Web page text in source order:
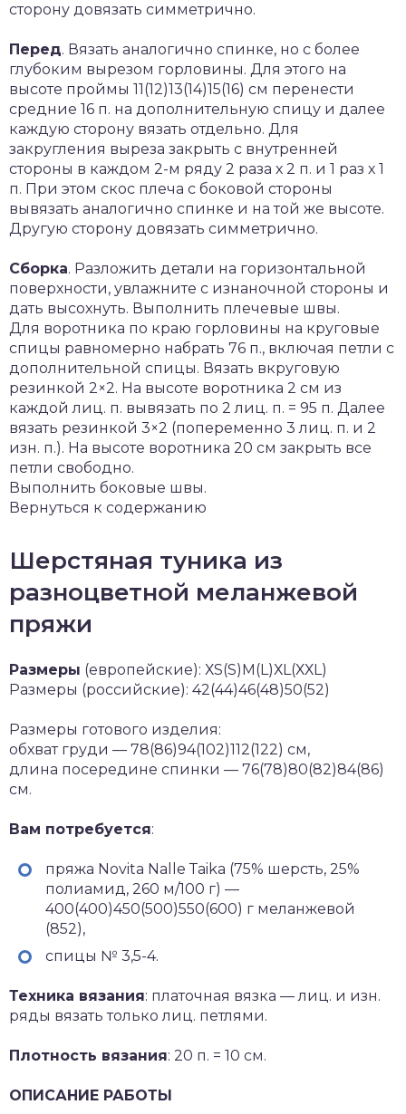
сторону довязать симметрично.
Перед. Вязать аналогично спинке, но с более
глубоким вырезом горловины. Для этого на
высоте проймы 11(12)13(14)15(16) см перенести
средние 16 п. на дополнительную спицу и далее
каждую сторону вязать отдельно. Для
закругления выреза закрыть с внутренней
стороны в каждом 2-м ряду 2 раза х 2 п. и 1 раз х 1
п. При этом скос плеча с боковой стороны
вывязать аналогично спинке и на той же высоте.
Другую сторону довязать симметрично.
Сборка. Разложить детали на горизонтальной
поверхности, увлажните с изнаночной стороны и
дать высохнуть. Выполнить плечевые швы.
Для воротника по краю горловины на круговые
спицы равномерно набрать 76 п., включая петли с
дополнительной спицы. Вязать вкруговую
резинкой 2×2. На высоте воротника 2 см из
каждой лиц. п. вывязать по 2 лиц. п. = 95 п. Далее
вязать резинкой 3×2 (попеременно 3 лиц. п. и 2
изн. п.). На высоте воротника 20 см закрыть все
петли свободно.
Выполнить боковые швы.
Вернуться к содержанию
Шерстяная туника из
разноцветной меланжевой
пряжи
Размеры (европейские): ХS(S)М(L)ХL(ХХL)
Размеры (российские): 42(44)46(48)50(52)
Размеры готового изделия:
обхват груди — 78(86)94(102)112(122) см,
длина посередине спинки — 76(78)80(82)84(86)
см.
Вам потребуется:
пряжа Nоvitа Nаllе Таikа (75% шерсть, 25%
полиамид, 260 м/100 г) —
400(400)450(500)550(600) г меланжевой
(852),
спицы № 3,5-4.
Техника вязания: платочная вязка — лиц. и изн.
ряды вязать только лиц. петлями.
Плотность вязания: 20 п. = 10 см.
ОПИСАНИЕ РАБОТЫ